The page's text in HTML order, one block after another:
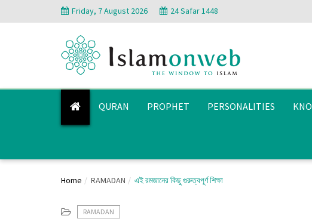
Friday, 7 August 2026 24 Safar 1448
QURAN PROPHET PERSONALITIES
Home RAMADAN এই রমজানের কিছু গুরুত্বপূর্ণ শিক্ষা
RAMADAN